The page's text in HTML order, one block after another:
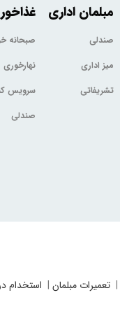
صبحانه
نهارخوری
سرویس
صندلی
مبلمان اداری
صندلی
میز اداری
تشریفاتی
|تعمیرات مبلمان | استخدام